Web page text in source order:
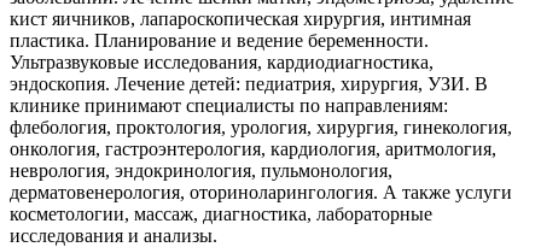
кист яичников, лапароскопическая хирургия, интимная
пластика. Планирование и ведение беременности.
Ультразвуковые исследования, кардиодиагностика,
эндоскопия. Лечение детей: педиатрия, хирургия, УЗИ. В
клинике принимают специалисты по направлениям:
флебология, проктология, урология, хирургия, гинекология,
онкология, гастроэнтерология, кардиология, аритмология,
неврология, эндокринология, пульмонология,
дерматовенерология, оториноларингология. А также услуги
косметологии, массаж, диагностика, лабораторные
исследования и анализы.